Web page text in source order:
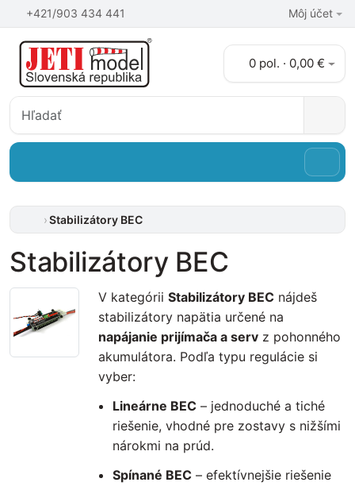
+421/903 434 441 Môj účet
0 pol. · 0,00 €
Stabilizátory BEC
Stabilizátory BEC
V kategórii Stabilizátory BEC nájdeš
stabilizátory napätia určené na
napájanie prijímača a serv z pohonného
akumulátora. Podľa typu regulácie si
vyber:
Lineárne BEC – jednoduché a tiché
riešenie, vhodné pre zostavy s nižšími
nárokmi na prúd.
Spínané BEC – efektívnejšie riešenie